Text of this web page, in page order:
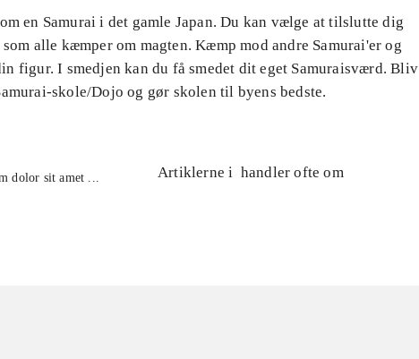
en Samurai i det gamle Japan. Du kan vælge at tilslutte dig
alle kæmper om magten. Kæmp mod andre Samurai'er og
figur. I smedjen kan du få smedet dit eget Samuraisværd. Bliv
skole/Dojo og gør skolen til byens bedste.
dolor sit amet ...
Artiklerne i handler ofte om